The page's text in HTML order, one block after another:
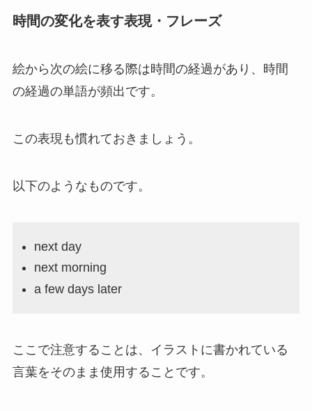
時間の変化を表す表現・フレーズ
絵から次の絵に移る際は時間の経過があり、時間
の経過の単語が頻出です。
この表現も慣れておきましょう。
以下のようなものです。
next day
next morning
a few days later
ここで注意することは、イラストに書かれている
言葉をそのまま使用することです。